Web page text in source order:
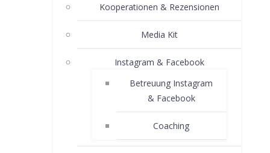
Kooperationen & Rezensionen
Media Kit
Instagram & Facebook
Betreuung Instagram
& Facebook
Coaching